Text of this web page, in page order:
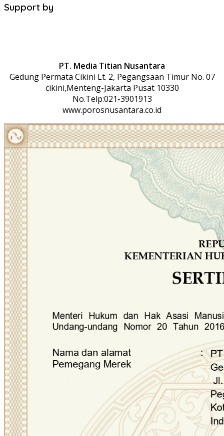
Support by
PT. Media Titian Nusantara
Gedung Permata Cikini Lt. 2, Pegangsaan Timur No. 07
cikini,Menteng-Jakarta Pusat 10330
No.Telp:021-3901913
www.porosnusantara.co.id